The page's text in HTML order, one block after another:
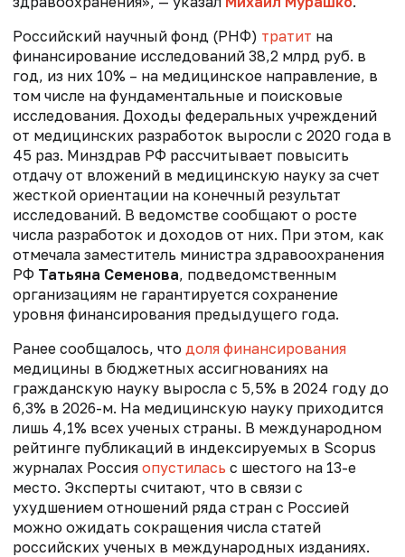
Российский научный фонд (РНФ) тратит на
финансирование исследований 38,2 млрд руб. в
год, из них 10% – на медицинское направление, в
том числе на фундаментальные и поисковые
исследования. Доходы федеральных учреждений
от медицинских разработок выросли с 2020 года в
45 раз. Минздрав РФ рассчитывает повысить
отдачу от вложений в медицинскую науку за счет
жесткой ориентации на конечный результат
исследований. В ведомстве сообщают о росте
числа разработок и доходов от них. При этом, как
отмечала заместитель министра здравоохранения
РФ Татьяна Семенова, подведомственным
организациям не гарантируется сохранение
уровня финансирования предыдущего года.
Ранее сообщалось, что доля финансирования
медицины в бюджетных ассигнованиях на
гражданскую науку выросла с 5,5% в 2024 году до
6,3% в 2026-м. На медицинскую науку приходится
лишь 4,1% всех ученых страны. В международном
рейтинге публикаций в индексируемых в Scopus
журналах Россия опустилась с шестого на 13-е
место. Эксперты считают, что в связи с
ухудшением отношений ряда стран с Россией
можно ожидать сокращения числа статей
российских ученых в международных изданиях.